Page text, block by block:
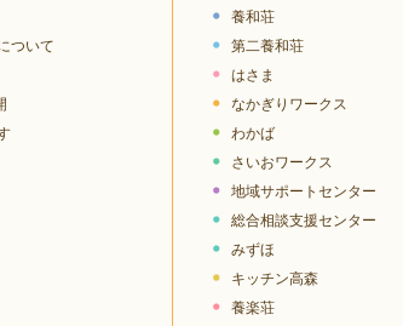
ついて
養和荘
第二養和荘
はさま
なかぎりワークス
わかば
さいおワークス
地域サポートセンター
総合相談支援センター
みずほ
キッチン高森
養楽荘